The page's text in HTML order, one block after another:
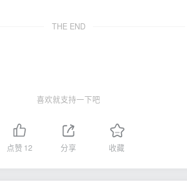
THE END
喜欢就支持一下吧
点赞 12 分享 收藏